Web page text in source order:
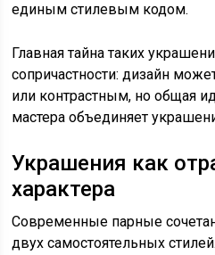
единым стилевым кодом.
Главная тайна таких
сопричастности: дизайн
или контрастным, но общая
мастера объединяет
Украшения как
характера
Современные парные
двух самостоятельных